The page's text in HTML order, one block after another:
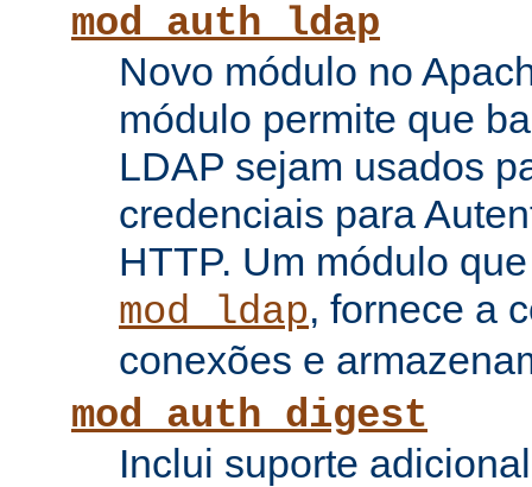
mod_auth_ldap
Novo módulo no
módulo permite que
LDAP sejam usados
credenciais para
HTTP. Um módulo
mod_ldap, fornece a
conexões e
mod_auth_digest
Inclui suporte